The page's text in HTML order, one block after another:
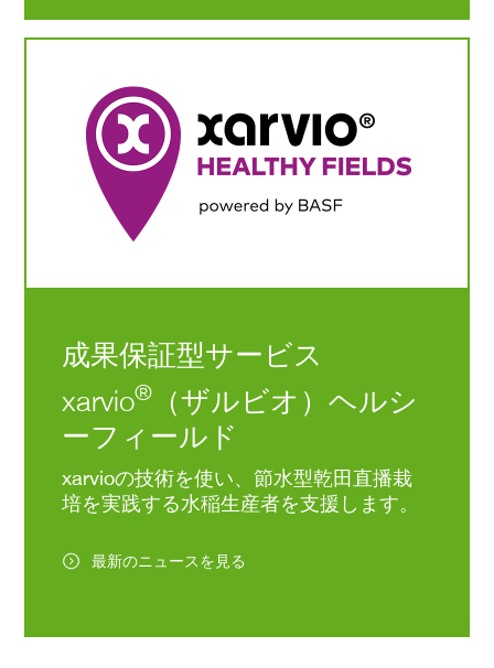
成果保証型サービス
xarvio®
（ザルビオ）ヘルシ
ーフィールド
xarvioの技術を使い、節水型乾田直播栽
培を実践する水稲生産者を支援します。
最新のニュースを見る